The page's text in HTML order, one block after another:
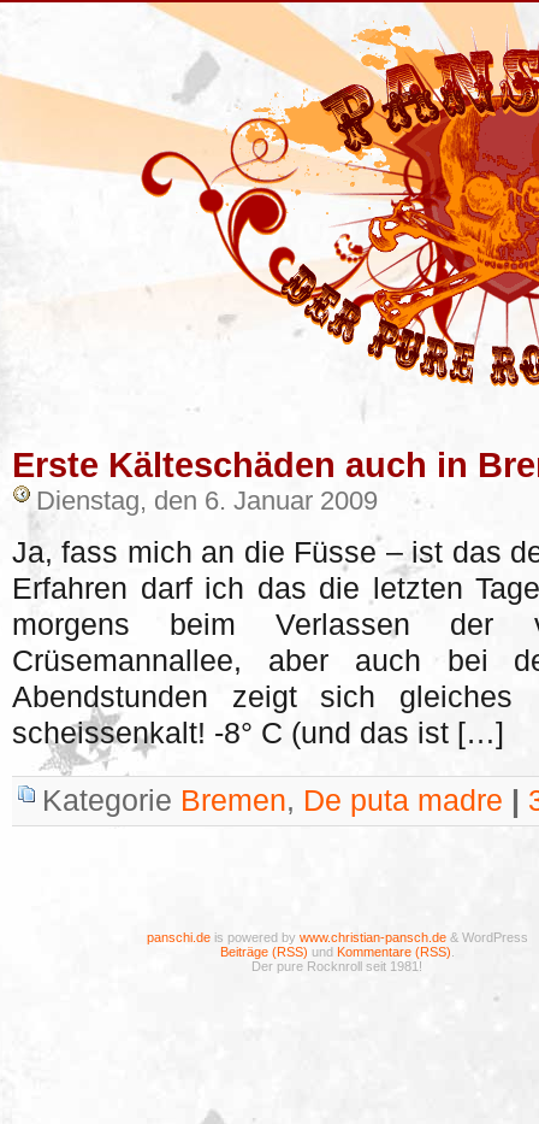
Erste Kälteschäden auch in
Dienstag, den 6. Januar 2009
Ja, fass mich an die Füsse – ist das
Erfahren darf ich das die letzten
morgens beim Verlassen
Crüsemannallee, aber auch bei
Abendstunden zeigt sich
scheissenkalt! -8° C (und das ist […]
Kategorie Bremen, De puta madre
panschi.deis powered by www.christian-pansch.de& WordPress
Beiträge (RSS) und Kommentare (RSS)
Der pure Rocknroll seit 1981!